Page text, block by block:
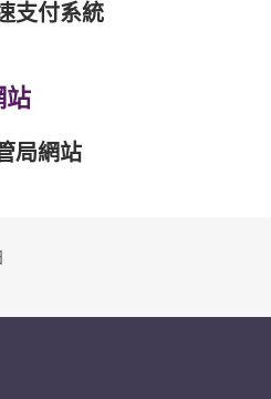
支付系統
站
局網站